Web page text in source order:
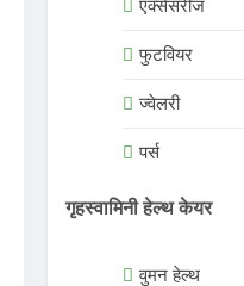
एक्सेसरीज
फुटवियर
ज्वेलरी
पर्स
गृहस्वामिनी हेल्थ केयर
वुमन हेल्थ